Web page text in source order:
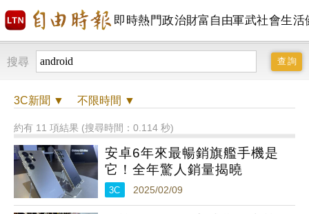
即時熱門政治財富自由軍武社會生活
搜尋
3C新聞 ▼ 不限時間 ▼
約有 11 項結果 (搜尋時間：0.114 秒)
安卓6年來最暢銷旗艦手機是
它！全年驚人銷量揭曉
3C 2025/02/09